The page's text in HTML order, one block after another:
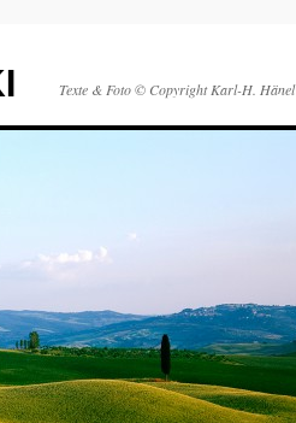
Texte & Foto © Copyright Karl-H. Hänel